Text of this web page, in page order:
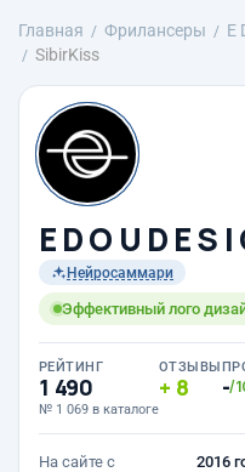
Главная Фрилансеры E
SibirKiss
E D O U D E S I
Нейросаммари
Эффективный лого
РЕЙТИНГ
1 490
№ 1 069 в каталоге
ОТЗЫВЫ
8 -/
На сайте с 2016